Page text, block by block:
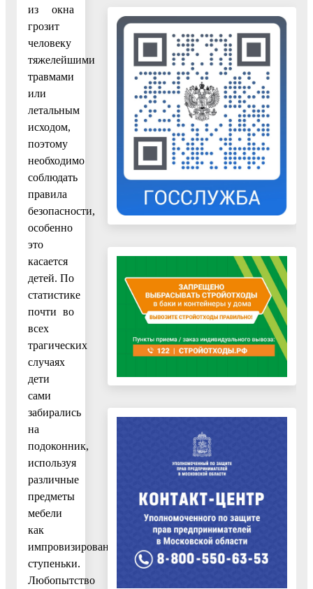
из окна
грозит
человеку
тяжелейшими
травмами
или
летальным
исходом,
поэтому
необходимо
соблюдать
правила
безопасности,
особенно
это
касается
детей. По
статистике
почти во
всех
трагических
случаях
дети
сами
забирались
на
подоконник,
используя
различные
предметы
мебели
как
импровизированные
ступеньки.
Любопытство